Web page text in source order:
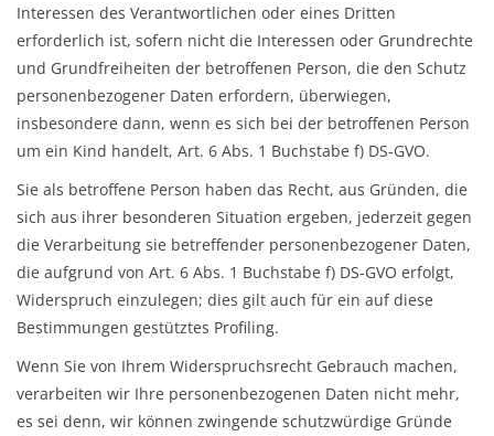
Interessen des Verantwortlichen oder eines Dritten
erforderlich ist, sofern nicht die Interessen oder Grundrechte
und Grundfreiheiten der betroffenen Person, die den Schutz
personenbezogener Daten erfordern, überwiegen,
insbesondere dann, wenn es sich bei der betroffenen Person
um ein Kind handelt, Art. 6 Abs. 1 Buchstabe f) DS-GVO.
Sie als betroffene Person haben das Recht, aus Gründen, die
sich aus ihrer besonderen Situation ergeben, jederzeit gegen
die Verarbeitung sie betreffender personenbezogener Daten,
die aufgrund von Art. 6 Abs. 1 Buchstabe f) DS-GVO erfolgt,
Widerspruch einzulegen; dies gilt auch für ein auf diese
Bestimmungen gestütztes Profiling.
Wenn Sie von Ihrem Widerspruchsrecht Gebrauch machen,
verarbeiten wir Ihre personenbezogenen Daten nicht mehr,
es sei denn, wir können zwingende schutzwürdige Gründe